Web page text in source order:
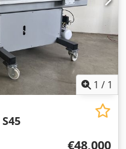
1 / 1
S45
€48,000